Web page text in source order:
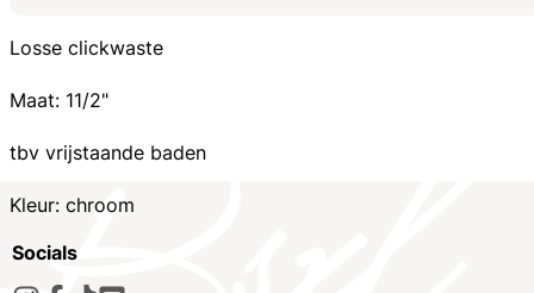
Losse clickwaste
Maat: 11/2"
tbv vrijstaande baden
Kleur: chroom
Socials